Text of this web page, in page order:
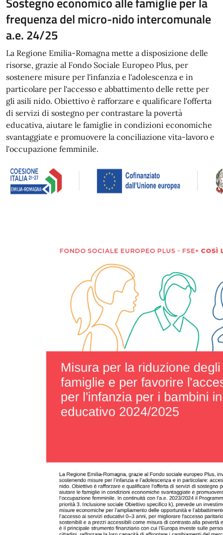
frequenza del micro-nido intercomunale
a.e. 24/25
La Regione Emilia-Romagna mette a disposizione delle
risorse, grazie al Fondo Sociale Europeo Plus, per
sostenere misure per l'infanzia e l'adolescenza e in
particolare per l'accesso e abbattimento delle rette per
gli asili nido. Obiettivo è rafforzare e qualificare l'offerta
di servizi di sostegno per contrastare la povertà
educativa, aiutare le famiglie in condizioni economiche
svantaggiate e promuovere la conciliazione vita-lavoro e
l'occupazione femminile.